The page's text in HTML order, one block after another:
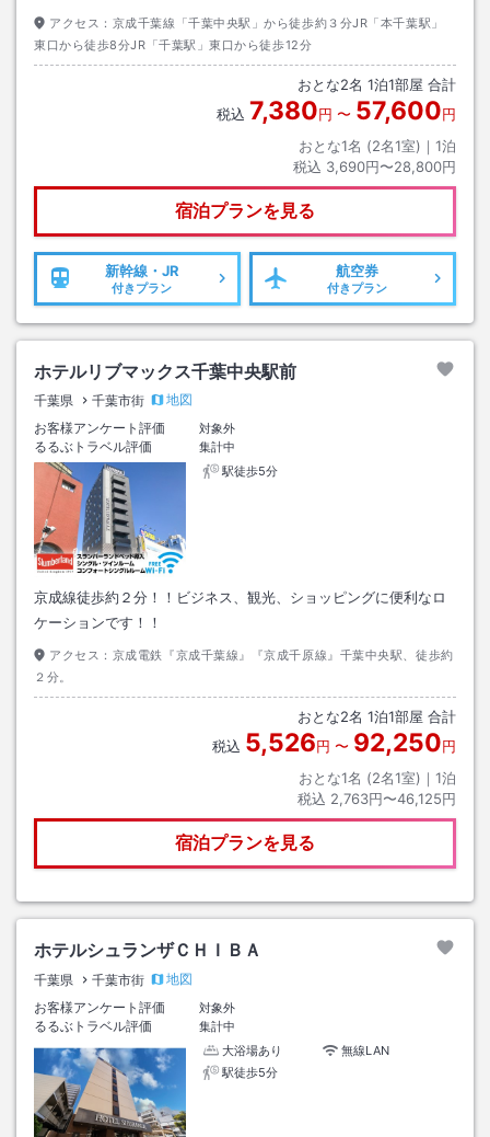
アクセス： 京成千葉線「千葉中央駅」から徒歩約３分JR「本千葉駅」
東口から徒歩8分JR「千葉駅」東口から徒歩12分
おとな2名 1泊1部屋 合計
税込 7,380円 〜 57,600円
おとな1名 (2名1室)｜ 1泊
税込 3,690円〜28,800円
宿泊プランを見る
新幹線・JR
付きプラン
航空券
付きプラン
ホテルリブマックス千葉中央駅前
千葉県 千葉市街
地図
お客様アンケート評価
対象外
るるぶトラベル評価
集計中
駅徒歩5分
京成線徒歩約２分！！ビジネス、観光、ショッピングに便利なロ
ケーションです！！
アクセス： 京成電鉄『京成千葉線』『京成千原線』千葉中央駅、徒歩約
２分。
おとな2名 1泊1部屋 合計
税込 5,526円 〜 92,250円
おとな1名 (2名1室)｜ 1泊
税込 2,763円〜46,125円
宿泊プランを見る
ホテルシュランザＣＨＩＢＡ
千葉県 千葉市街
地図
お客様アンケート評価
対象外
るるぶトラベル評価
集計中
大浴場あり
無線LAN
駅徒歩5分